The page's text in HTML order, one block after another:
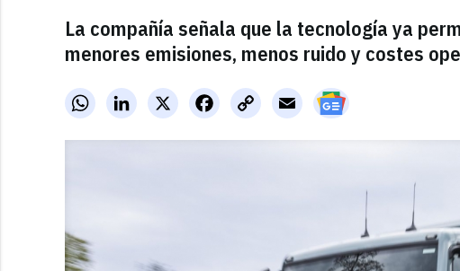
La compañía señala que la tecnología ya
menores emisiones, menos ruido y costes
WhatsAppLinkedInX FacebookCopy
Link
Email